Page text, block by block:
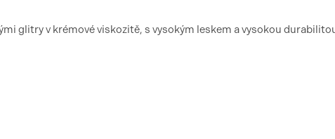
glitry v krémové viskozitě, s vysokým leskem a vysokou